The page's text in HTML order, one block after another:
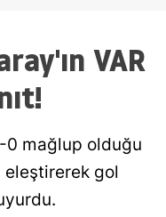
VAR
0 mağlup olduğu
eleştirerek gol